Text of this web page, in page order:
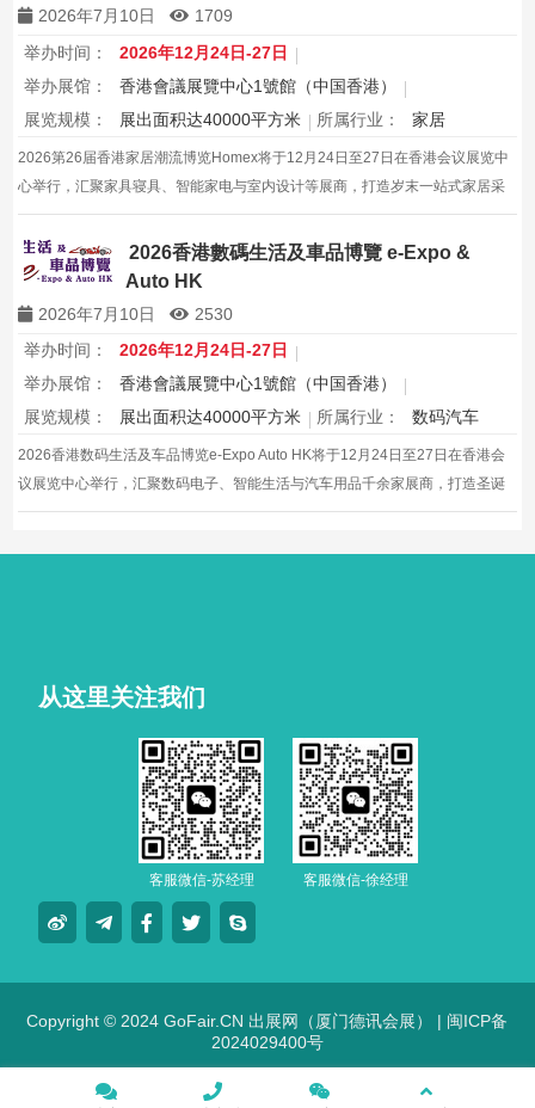
2026年7月10日
1709
举办时间：
2026年12月24日-27日
举办展馆：
香港會議展覽中心1號館（中国香港）
展览规模：
展出面积达40000平方米 所属行业： 家居
2026第26届香港家居潮流博览Homex将于12月24日至27日在香港会议展览中
心举行，汇聚家具寝具、智能家电与室内设计等展商，打造岁末一站式家居采
购与灵感盛会，欢迎本地家庭与海内外买家入场挑选心仪家居好物，共度温馨
节日购物季，感受设计之美。2026香港數碼生活及車品博覽 e-Expo &
Auto HK
2026年7月10日
2530
举办时间：
2026年12月24日-27日
举办展馆：
香港會議展覽中心1號館（中国香港）
展览规模：
展出面积达40000平方米 所属行业： 数码汽车
2026香港数码生活及车品博览e-Expo Auto HK将于12月24日至27日在香港会
议展览中心举行，汇聚数码电子、智能生活与汽车用品千余家展商，打造圣诞
黄金档科技车品一站式采购盛会，欢迎观众与买家到场体验交流，共赴年度科
从这里关注我们
客服微信-苏经理 客服微信-徐经理
Copyright © 2024 GoFair.CN 出展网（厦门德讯会展） | 闽ICP备
2024029400号